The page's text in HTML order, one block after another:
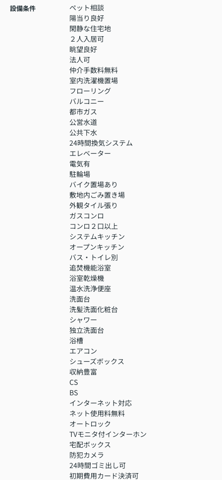
設備条件
ペット相談
陽当り良好
閑静な住宅地
２人入居可
眺望良好
法人可
仲介手数料無料
室内洗濯機置場
フローリング
バルコニー
都市ガス
公営水道
公共下水
24時間換気システム
エレベーター
電気有
駐輪場
バイク置場あり
敷地内ごみ置き場
外観タイル張り
ガスコンロ
コンロ２口以上
システムキッチン
オープンキッチン
バス・トイレ別
追焚機能浴室
浴室乾燥機
温水洗浄便座
洗面台
洗髪洗面化粧台
シャワー
独立洗面台
浴槽
エアコン
シューズボックス
収納豊富
CS
BS
インターネット対応
ネット使用料無料
オートロック
TVモニタ付インターホン
宅配ボックス
防犯カメラ
24時間ゴミ出し可
初期費用カード決済可